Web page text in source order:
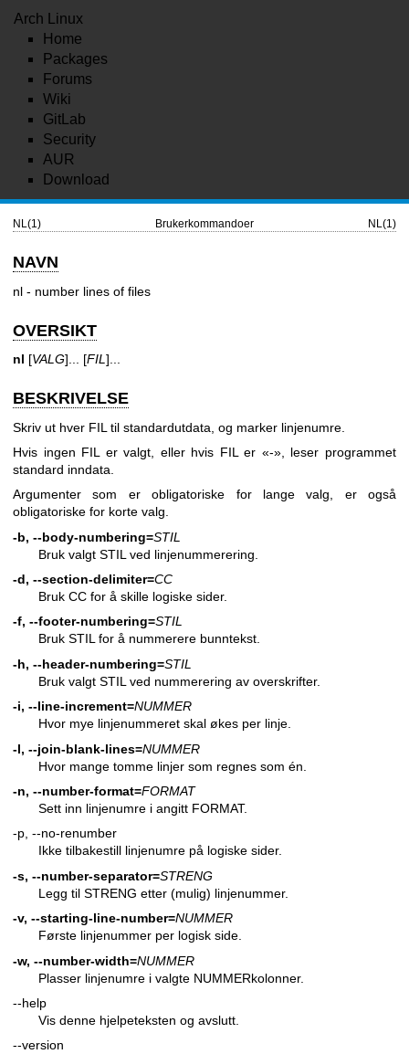
Arch Linux
Home
Packages
Forums
Wiki
GitLab
Security
AUR
Download
NL(1) Brukerkommandoer NL(1)
NAVN
nl - number lines of files
OVERSIKT
nl [VALG]... [FIL ]...
BESKRIVELSE
Skriv ut hver FIL til standardutdata, og marker linjenumre.
Hvis ingen FIL er valgt, eller hvis FIL er «-», leser programmet
standard inndata.
Argumenter som er obligatoriske for lange valg, er også
obligatoriske for korte valg.
-b, --body-numbering=STIL
Bruk valgt STIL ved linjenummerering.
-d, --section-delimiter=CC
Bruk CC for å skille logiske sider.
-f, --footer-numbering=STIL
Bruk STIL for å nummerere bunntekst.
-h, --header-numbering=STIL
Bruk valgt STIL ved nummerering av overskrifter.
-i, --line-increment=NUMMER
Hvor mye linjenummeret skal økes per linje.
-l, --join-blank-lines=NUMMER
Hvor mange tomme linjer som regnes som én.
-n, --number-format=FORMAT
Sett inn linjenumre i angitt FORMAT.
-p, --no-renumber
Ikke tilbakestill linjenumre på logiske sider.
-s, --number-separator=STRENG
Legg til STRENG etter (mulig) linjenummer.
-v, --starting-line-number=NUMMER
Første linjenummer per logisk side.
-w, --number-width=NUMMER
Plasser linjenumre i valgte NUMMERkolonner.
--help
Vis denne hjelpeteksten og avslutt.
--version